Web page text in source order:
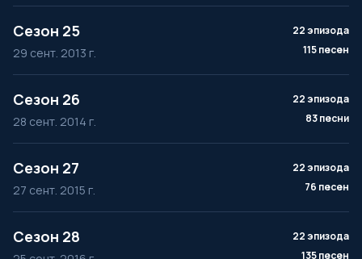
Сезон 25
29 сент. 2013 г.
22 эпизода
115 песен
Сезон 26
28 сент. 2014 г.
22 эпизода
83 песни
Сезон 27
27 сент. 2015 г.
22 эпизода
76 песен
Сезон 28
22 эпизода
135 песен